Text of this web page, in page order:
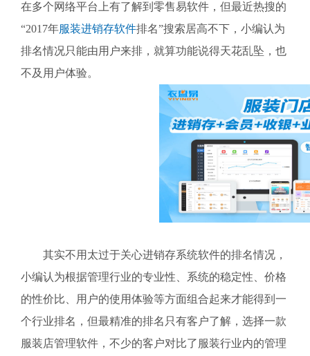
在多个网络平台上有了解到零售易软件，但最近热搜的
“2017年服装进销存软件排名”搜索居高不下，小编认为
排名情况只能由用户来排，就算功能说得天花乱坠，也
不及用户体验。
其实不用太过于关心进销存系统软件的排名情况，
小编认为根据管理行业的专业性、系统的稳定性、价格
的性价比、用户的使用体验等方面组合起来才能得到一
个行业排名，但最精准的排名只有客户了解，选择一款
服装店管理软件，不少的客户对比了服装行业内的管理